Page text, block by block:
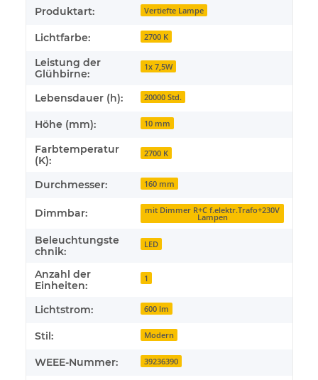
Produktart: Vertiefte Lampe
Lichtfarbe: 2700 K
Leistung der
Glühbirne:
1x 7,5W
Lebensdauer (h): 20000 Std.
Höhe (mm): 10 mm
Farbtemperatur
(K):
2700 K
Durchmesser: 160 mm
Dimmbar: mit Dimmer R+C f.elektr.Trafo+230V
Lampen
Beleuchtungste
chnik:
LED
Anzahl der
Einheiten:
1
Lichtstrom: 600 lm
Stil: Modern
WEEE-Nummer: 39236390